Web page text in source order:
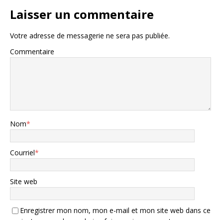
Laisser un commentaire
Votre adresse de messagerie ne sera pas publiée.
Commentaire
Nom*
Courriel*
Site web
Enregistrer mon nom, mon e-mail et mon site web dans ce